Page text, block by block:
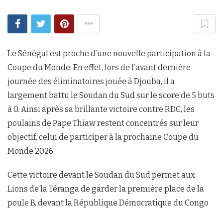
Le Sénégal est proche d’une nouvelle participation à la
Coupe du Monde. En effet, lors de l’avant dernière
journée des éliminatoires jouée à Djouba, il a
largement battu le Soudan du Sud sur le score de 5 buts
à 0. Ainsi après sa brillante victoire contre RDC, les
poulains de Pape Thiaw restent concentrés sur leur
objectif, celui de participer à la prochaine Coupe du
Monde 2026.
Cette victoire devant le Soudan du Sud permet aux
Lions de la Téranga de garder la première place de la
poule B, devant la République Démocratique du Congo